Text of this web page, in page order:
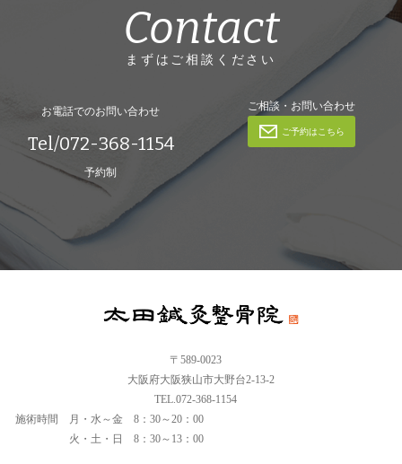
Contact
まずはご相談ください
お電話でのお問い合わせ
Tel/072-368-1154
予約制
ご相談・お問い合わせ
ご予約はこちら
〒589-0023
大阪府大阪狭山市大野台2-13-2
TEL.072-368-1154
施術時間
月・水～金 8：30～20：00
火・土・日 8：30～13：00